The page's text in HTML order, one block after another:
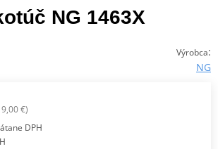
NG 1463X
Výrobca:
NG
€)
DPH